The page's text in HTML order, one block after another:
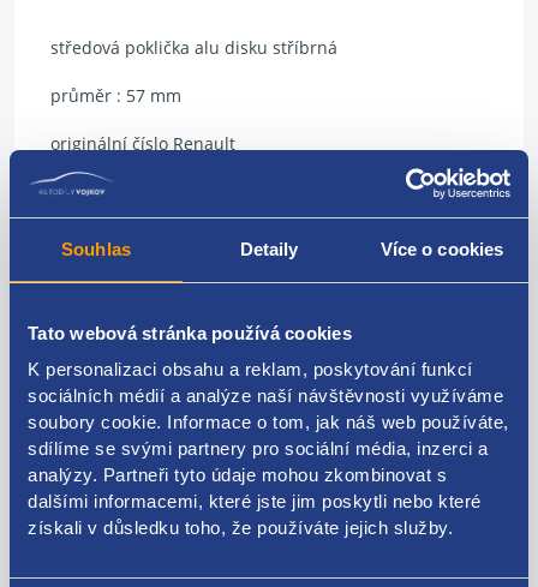
Souhlas Detaily Více o cookies
Tato webová stránka používá cookies
K personalizaci obsahu a reklam, poskytování funkcí
sociálních médií a analýze naší návštěvnosti využíváme
soubory cookie. Informace o tom, jak náš web používáte,
sdílíme se svými partnery pro sociální média, inzerci a
analýzy. Partneři tyto údaje mohou zkombinovat s
dalšími informacemi, které jste jim poskytli nebo které
získali v důsledku toho, že používáte jejich služby.
středová poklička alu disku stříbrná
průměr : 57 mm
originální číslo Renault
8200043899
8200043899
Použitelné pro vozy
Renault Clio 1990 - 1996
Renault Clio 1996 - 1998
Renault Clio II 1998 - 2001